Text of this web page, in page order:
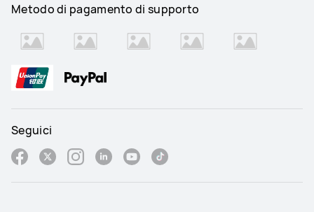
Metodo di pagamento di supporto
Seguici